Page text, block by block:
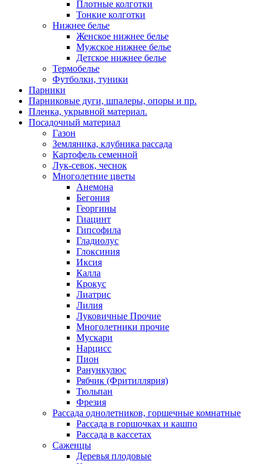
Плотные колготки
Тонкие колготки
Нижнее белье
Женское нижнее белье
Мужское нижнее белье
Детское нижнее белье
Термобелье
Футболки, туники
Парники
Парниковые дуги, шпалеры, опоры и пр.
Пленка, укрывной материал.
Посадочный материал
Газон
Земляника, клубника рассада
Картофель семенной
Лук-севок, чеснок
Многолетние цветы
Анемона
Бегония
Георгины
Гиацинт
Гипсофила
Гладиолус
Глоксиния
Иксия
Калла
Крокус
Лиатрис
Лилия
Луковичные Прочие
Многолетники прочие
Мускари
Нарцисс
Пион
Ранункулюс
Рябчик (Фритиллярия)
Тюльпан
Фрезия
Рассада однолетников, горшечные комнатные
Рассада в горшочках и кашпо
Рассада в кассетах
Саженцы
Деревья плодовые